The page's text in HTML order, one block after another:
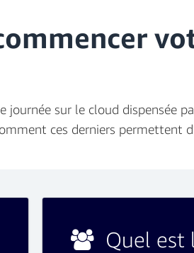
sur le cloud dispensée
ces derniers
Quel est